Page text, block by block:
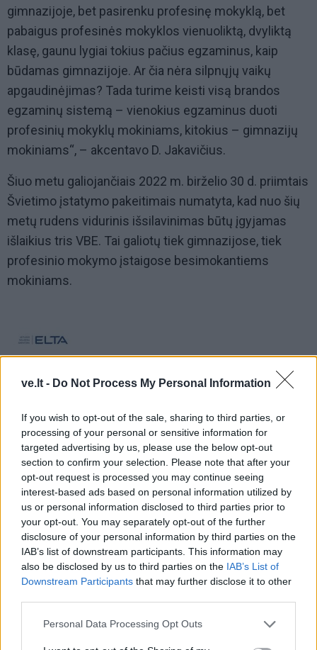
ve.lt - Do Not Process My Personal Information
If you wish to opt-out of the sale, sharing to third parties, or
processing of your personal or sensitive information for
targeted advertising by us, please use the below opt-out
section to confirm your selection. Please note that after your
opt-out request is processed you may continue seeing
interest-based ads based on personal information utilized by
us or personal information disclosed to third parties prior to
your opt-out. You may separately opt-out of the further
disclosure of your personal information by third parties on the
IAB’s list of downstream participants. This information may
also be disclosed by us to third parties on the IAB’s List of
Downstream Participants that may further disclose it to other
Personal Data Processing Opt Outs
gimnazijoje, bet pasirenku profesinę mokyklą, bet
pabaigus profesinės mokyklos vienuoliktą, dvyliktą
klasę, gaunu lygiai tokius pačius egzaminus, kaip
būdamas gimnazijoje. Ar čia nėra silpnųjų vaikų
apgaudinėjimas? Tada turime keisti visą brandos
egzaminų sistemą – vienokius egzaminus duoti
profesinių mokyklų mokiniams, kitokius – gimnazijų
mokiniams“, – akcentavo D. Jakavičius.
Šiuo metu galiojančiais 2022 m. birželio 30 d. priimtais
Švietimo įstatymo pakeitimais numatyta, kad nuo šių
metų rudens vidurinis išsilavinimas būtų įgyjamas
išlaikius tris VBE. Tai galiotų tiek gimnazijose, tiek
profesinio mokymo įstaigose besimokantiems
mokiniams.
Į Klaipėdą iš emigracijos
grįžusi Karina Kučinskienė
įvardijo didžiausią savo
norą
Jūros šventę anksčiau
puošęs Anatolijus
Klemencovas: gal jau
užtenka
Šiuo metu skaitomiausi
Aiškiaregės pranašystė: numatė